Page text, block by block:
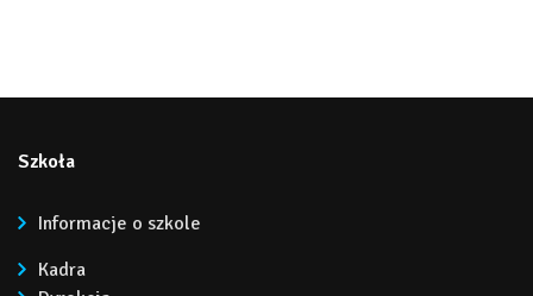
Szkoła
Informacje o szkole
Kadra